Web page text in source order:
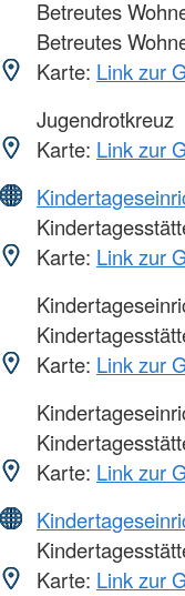
Betreutes
Betreutes
Karte: Link zur
Jugendrotkreuz
Karte: Link zur
Karte: Link zur
Karte: Link zur
Karte: Link zur
Karte: Link zur